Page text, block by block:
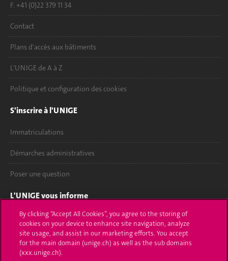
F. +41 (0)22 379 11 34
Contact
Plans d'accès aux bâtiments
L'UNIGE de A à Z
Politique et configuration des cookies
S'inscrire à l'UNIGE
Immatriculations
Démarches administratives
Poser une question
L'UNIGE vous informe
UNIGE Mobile
Médias
Offres d'emploi
By clicking “Accept All Cookies”, you agree to the storing of
cookies on your device to enhance site navigation, analyze
site usage, and assist in our marketing efforts. You accept
for the main domain (unige.ch) as well as the sub domains
(xxx.unige.ch).